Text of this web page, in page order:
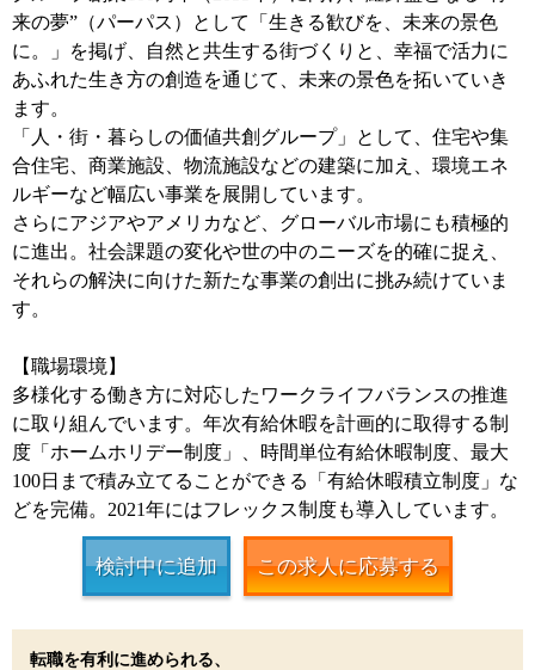
来の夢”（パーパス）として「生きる歓びを、未来の景色
に。」を掲げ、自然と共生する街づくりと、幸福で活力に
あふれた生き方の創造を通じて、未来の景色を拓いていき
ます。
「人・街・暮らしの価値共創グループ」として、住宅や集
合住宅、商業施設、物流施設などの建築に加え、環境エネ
ルギーなど幅広い事業を展開しています。
さらにアジアやアメリカなど、グローバル市場にも積極的
に進出。社会課題の変化や世の中のニーズを的確に捉え、
それらの解決に向けた新たな事業の創出に挑み続けていま
す。
【職場環境】
多様化する働き方に対応したワークライフバランスの推進
に取り組んでいます。年次有給休暇を計画的に取得する制
度「ホームホリデー制度」、時間単位有給休暇制度、最大
100日まで積み立てることができる「有給休暇積立制度」な
どを完備。2021年にはフレックス制度も導入しています。
検討中に追加 この求人に応募する
転職を有利に進められる、